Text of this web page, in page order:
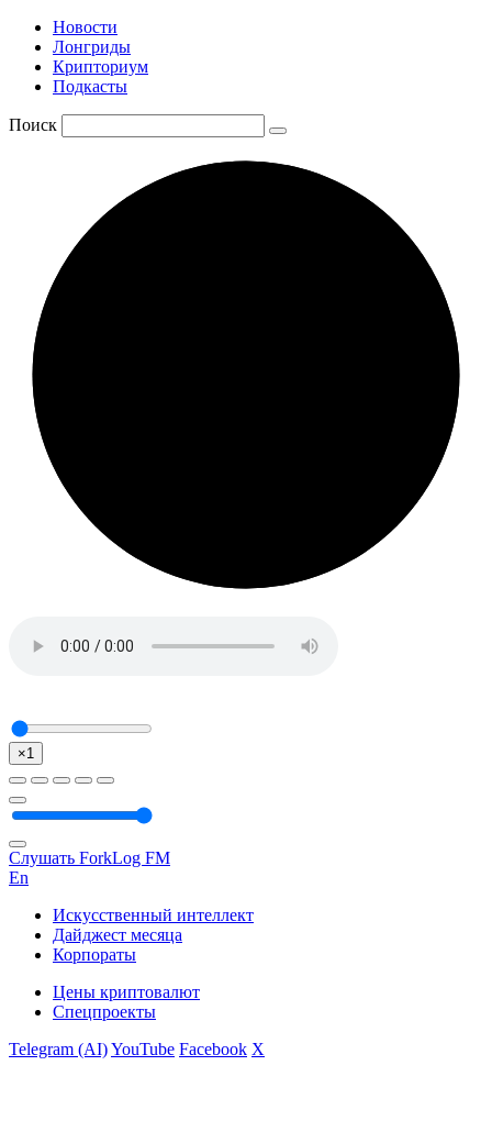
Новости
Лонгриды
Крипториум
Подкасты
Поиск
×1
Слушать ForkLog FM
En
Искусственный интеллект
Дайджест месяца
Корпораты
Цены криптовалют
Спецпроекты
Telegram (AI)YouTube Facebook X